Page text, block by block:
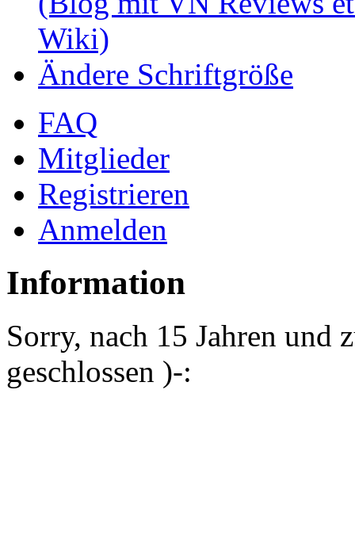
Wiki)
Ändere Schriftgröße
FAQ
Mitglieder
Registrieren
Anmelden
Information
Sorry, nach 15 Jahren und
geschlossen )-: